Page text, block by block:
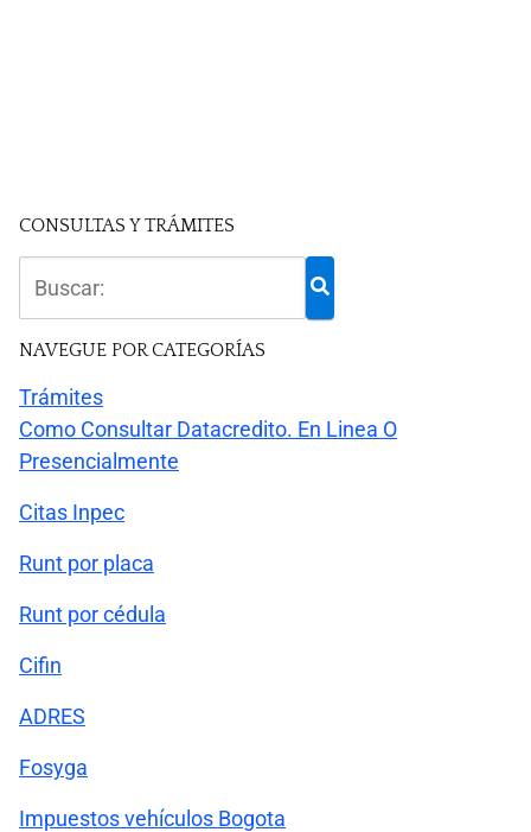
CONSULTAS Y TRÁMITES
NAVEGUE POR CATEGORÍAS
Trámites
Como Consultar Datacredito. En Linea O
Presencialmente
Citas Inpec
Runt por placa
Runt por cédula
Cifin
ADRES
Fosyga
Impuestos vehículos Bogota